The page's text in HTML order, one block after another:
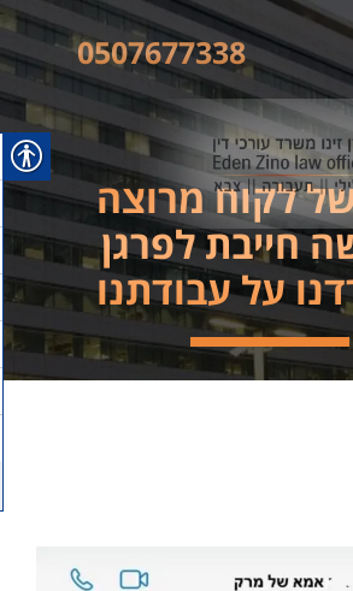
0507677338
לקוח מרוצה
חייבת לפרגן
על עבודתנו